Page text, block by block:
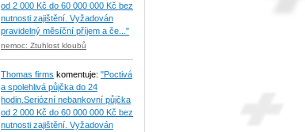
od 2 000 Kč do 60 000 000 Kč bez
nutnosti zajištění. Vyžadován
pravidelný měsíční příjem a če..."
nemoc: Ztuhlost kloubů
Thomas firms komentuje: "Poctivá
a spolehlivá půjčka do 24
hodin.Seriózní nebankovní půjčka
od 2 000 Kč do 60 000 000 Kč bez
nutnosti zajištění. Vyžadován